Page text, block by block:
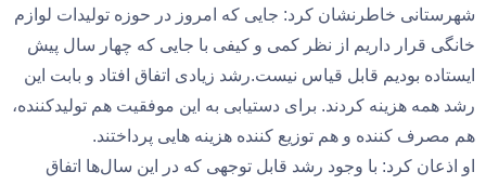
شهرستانی خاطرنشان کرد: جایی که امروز در حوزه تولیدات لوازم
خانگی قرار داریم از نظر کمی و کیفی با جایی که چهار سال پیش
ایستاده بودیم قابل قیاس نیست.رشد زیادی اتفاق افتاد و بابت این
رشد همه هزینه کردند. برای دستیابی به این موفقیت هم تولیدکننده،
هم مصرف کننده و هم توزیع کننده هزینه هایی پرداختند.
او اذعان کرد: با وجود رشد قابل توجهی که در این سال‌ها اتفاق